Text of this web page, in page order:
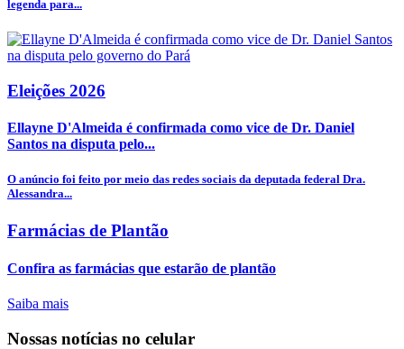
legenda para...
Eleições 2026
Ellayne D'Almeida é confirmada como vice de Dr. Daniel
Santos na disputa pelo...
O anúncio foi feito por meio das redes sociais da deputada federal Dra.
Alessandra...
Farmácias de Plantão
Confira as farmácias que estarão de plantão
Saiba mais
Nossas notícias no celular